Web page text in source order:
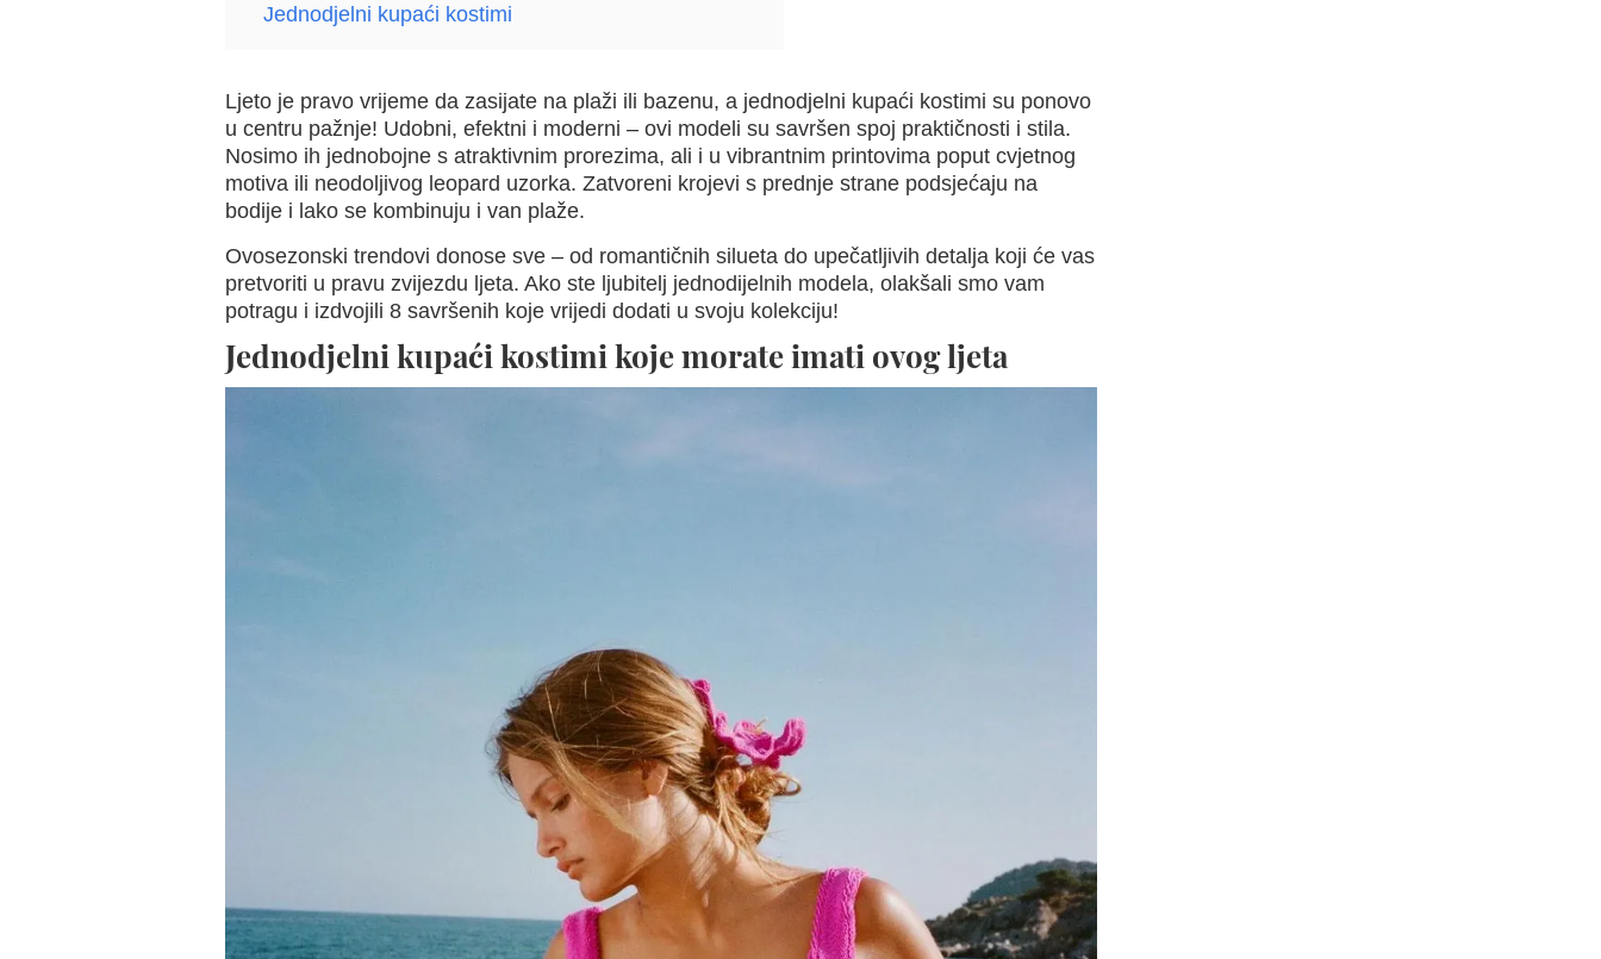
Jednodjelni kupaći kostimi
Ljeto je pravo vrijeme da zasijate na plaži ili bazenu, a jednodjelni kupaći kostimi su ponovo
u centru pažnje! Udobni, efektni i moderni – ovi modeli su savršen spoj praktičnosti i stila.
Nosimo ih jednobojne s atraktivnim prorezima, ali i u vibrantnim printovima poput cvjetnog
motiva ili neodoljivog leopard uzorka. Zatvoreni krojevi s prednje strane podsjećaju na
bodije i lako se kombinuju i van plaže.
Ovosezonski trendovi donose sve – od romantičnih silueta do upečatljivih detalja koji će vas
pretvoriti u pravu zvijezdu ljeta. Ako ste ljubitelj jednodijelnih modela, olakšali smo vam
potragu i izdvojili 8 savršenih koje vrijedi dodati u svoju kolekciju!
Jednodjelni kupaći kostimi koje morate imati ovog ljeta